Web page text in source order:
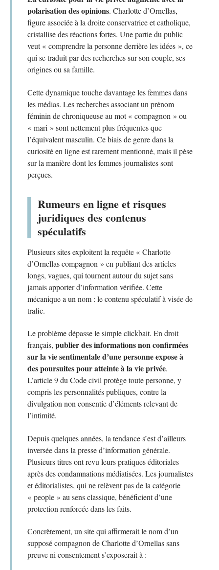
polarisation des opinions. Charlotte d’Ornellas,
figure associée à la droite conservatrice et catholique,
cristallise des réactions fortes. Une partie du public
veut « comprendre la personne derrière les idées », ce
qui se traduit par des recherches sur son couple, ses
origines ou sa famille.
Cette dynamique touche davantage les femmes dans
les médias. Les recherches associant un prénom
féminin de chroniqueuse au mot « compagnon » ou
« mari » sont nettement plus fréquentes que
l’équivalent masculin. Ce biais de genre dans la
curiosité en ligne est rarement mentionné, mais il pèse
sur la manière dont les femmes journalistes sont
perçues.
Rumeurs en ligne et risques
juridiques des contenus
spéculatifs
Plusieurs sites exploitent la requête « Charlotte
d’Ornellas compagnon » en publiant des articles
longs, vagues, qui tournent autour du sujet sans
jamais apporter d’information vérifiée. Cette
mécanique a un nom : le contenu spéculatif à visée de
trafic.
Le problème dépasse le simple clickbait. En droit
français, publier des informations non confirmées
sur la vie sentimentale d’une personne expose à
des poursuites pour atteinte à la vie privée.
L’article 9 du Code civil protège toute personne, y
compris les personnalités publiques, contre la
divulgation non consentie d’éléments relevant de
l’intimité.
Depuis quelques années, la tendance s’est d’ailleurs
inversée dans la presse d’information générale.
Plusieurs titres ont revu leurs pratiques éditoriales
après des condamnations médiatisées. Les journalistes
et éditorialistes, qui ne relèvent pas de la catégorie
« people » au sens classique, bénéficient d’une
protection renforcée dans les faits.
Concrètement, un site qui affirmerait le nom d’un
supposé compagnon de Charlotte d’Ornellas sans
preuve ni consentement s’exposerait à :